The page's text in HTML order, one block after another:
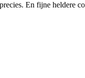
En fijne heldere